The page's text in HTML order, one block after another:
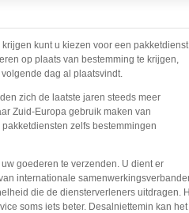
kunt u kiezen voor een
op plaats van bestemming te krijgen,
dag al plaatsvindt.
zich de laatste jaren steeds meer
Zuid-Europa gebruik maken van
zelfs bestemmingen
goederen te verzenden. U dient er
internationale
die de diensterverleners uitdragen.
soms iets beter. Desalniettemin kan